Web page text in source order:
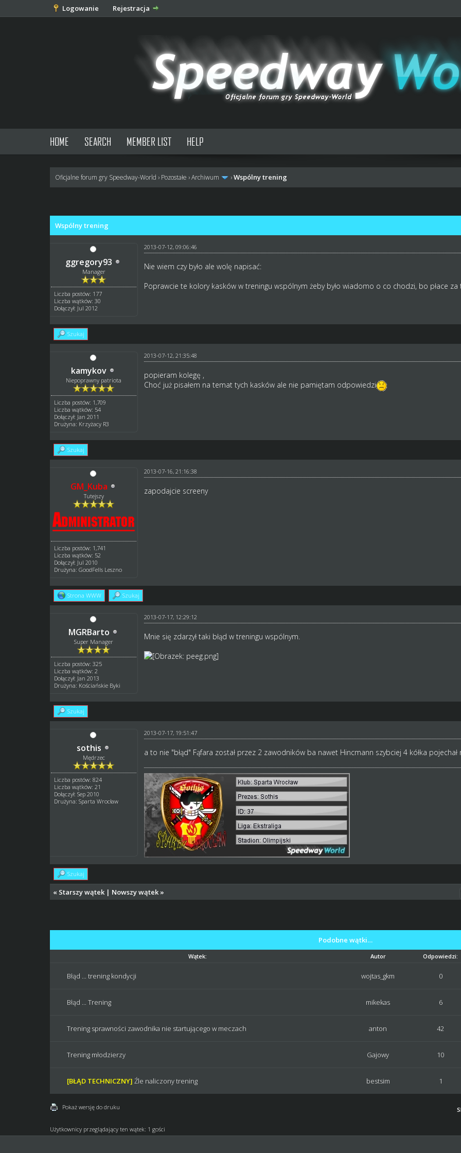
Logowanie Rejestracja
HOME SEARCH MEMBER LIST HELP
Oficjalne forum gry Speedway-World › Pozostałe ›Archiwum ›Wspólny trening
Wspólny trening
ggregory93
Manager
Liczba postów: 177
Liczba wątków: 30
Dołączył: Jul 2012
2013-07-12, 09:06:46
Nie wiem czy było ale wolę napisać:
Poprawcie te kolory kasków w treningu wspólnym żeby było wiadomo o co chodzi, bo płace za
Szukaj
kamykov
Niepoprawny patriota
Liczba postów: 1,709
Liczba wątków: 54
Dołączył: Jan 2011
Drużyna: Krzyżacy R3
2013-07-12, 21:35:48
popieram kolegę ,
Choć już pisałem na temat tych kasków ale nie pamiętam odpowiedzi
Szukaj
GM_Kuba
Tutejszy
Liczba postów: 1,741
Liczba wątków: 52
Dołączył: Jul 2010
Drużyna: GoodFells Leszno
2013-07-16, 21:16:38
zapodajcie screeny
Strona WWW Szukaj
MGRBarto
Super Manager
Liczba postów: 325
Liczba wątków: 2
Dołączył: Jan 2013
Drużyna: Kościańskie Byki
2013-07-17, 12:29:12
Mnie się zdarzył taki błąd w treningu wspólnym.
Szukaj
sothis
Mędrzec
Liczba postów: 824
Liczba wątków: 21
Dołączył: Sep 2010
Drużyna: Sparta Wrocław
2013-07-17, 19:51:47
a to nie "błąd" Fąfara został przez 2 zawodników ba nawet Hincmann szybciej 4 kółka pojechał
Szukaj
« Starszy wątek | Nowszy wątek »
Podobne wątki…
Wątek: Autor Odpowiedzi:
Błąd ... trening kondycji wojtas_gkm 0
Błąd ... Trening mikekas 6
Trening sprawności zawodnika nie startującego w meczach anton 42
Trening młodzierzy Gajowy 10
[BŁĄD TECHNICZNY] Źle naliczony trening bestsim 1
Pokaż wersję do druku
Użytkownicy przeglądający ten wątek: 1 gości